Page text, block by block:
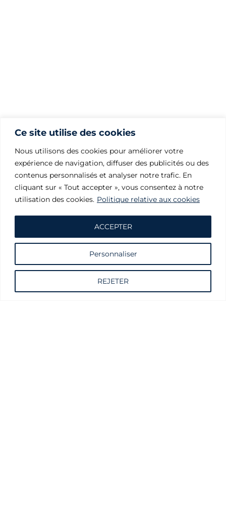
Ce site utilise des cookies
Nous utilisons des cookies pour améliorer votre
expérience de navigation, diffuser des publicités ou des
contenus personnalisés et analyser notre trafic. En
cliquant sur « Tout accepter », vous consentez à notre
utilisation des cookies. Politique relative aux cookies
Personnaliser
REJETER
ACCEPTER